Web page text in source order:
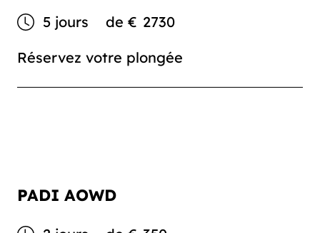
5 jours de € 2730
Réservez votre plongée
PADI AOWD